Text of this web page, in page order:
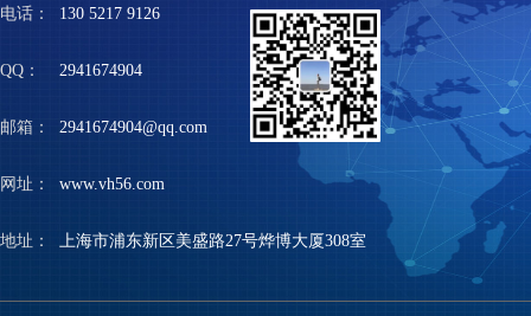
电话： 130 5217 9126
QQ： 2941674904
邮箱： 2941674904@qq.com
网址： www.vh56.com
地址： 上海市浦东新区美盛路27号烨博大厦308室